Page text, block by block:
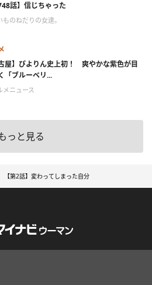
748話】信じちゃった
ものねだりの女達。
古屋】ぴよりん史上初！ 爽やかな紫色が目
「ブルーベリ...
メニュース
っと見る
【第2話】変わってしまった自分